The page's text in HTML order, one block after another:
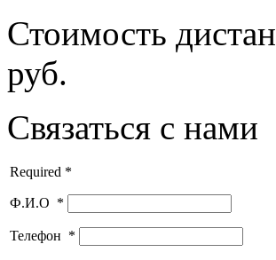
Стоимость
руб.
Связаться с нами
Required *
Ф.И.О *
Телефон *